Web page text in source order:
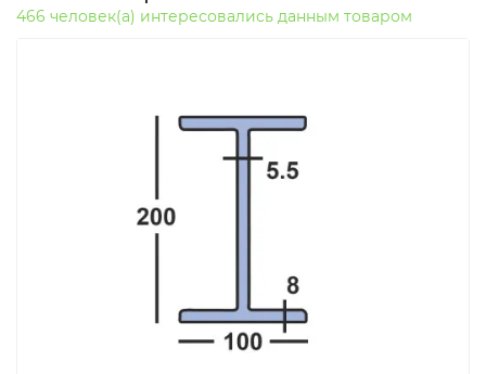
466 человек(а) интересовались данным товаром